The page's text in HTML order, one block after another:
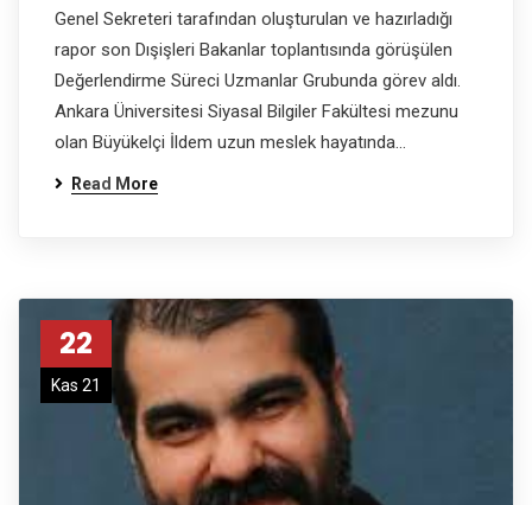
Genel Sekreteri tarafından oluşturulan ve hazırladığı
rapor son Dışişleri Bakanlar toplantısında görüşülen
Değerlendirme Süreci Uzmanlar Grubunda görev aldı.
Ankara Üniversitesi Siyasal Bilgiler Fakültesi mezunu
olan Büyükelçi İldem uzun meslek hayatında…
Read More
22
Kas 21